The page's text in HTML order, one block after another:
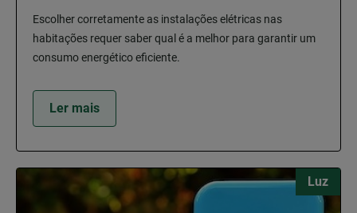
Escolher corretamente as instalações elétricas nas
habitações requer saber qual é a melhor para garantir um
consumo energético eficiente.
Ler mais
Luz